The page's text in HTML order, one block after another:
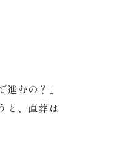
むの？」
と、直葬は